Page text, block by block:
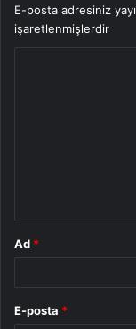
E-posta adresiniz
işaretlenmişlerdir
Ad *
E-posta *